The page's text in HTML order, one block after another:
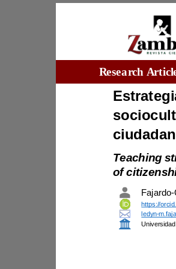
Fajardo-
ledyn-